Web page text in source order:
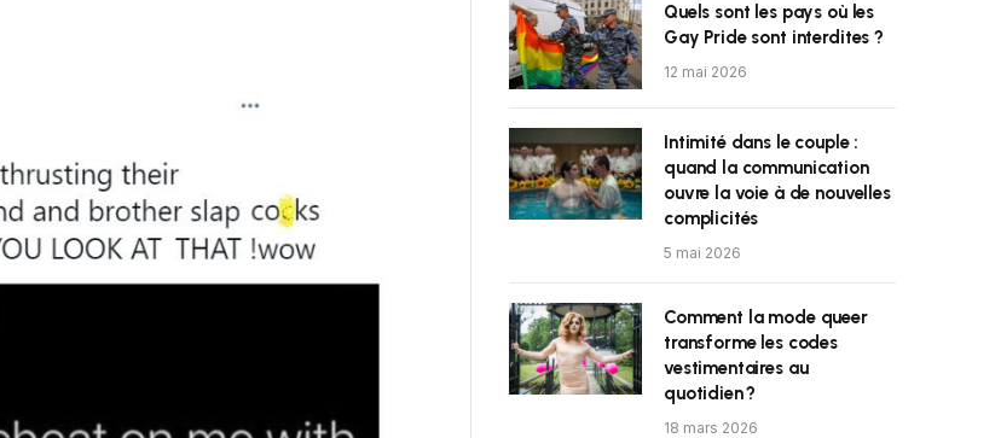
Quels sont les pays où les
Gay Pride sont interdites ?
12 mai 2026
Intimité dans le couple :
quand la communication
ouvre la voie à de nouvelles
complicités
5 mai 2026
Comment la mode queer
transforme les codes
vestimentaires au
quotidien ?
18 mars 2026